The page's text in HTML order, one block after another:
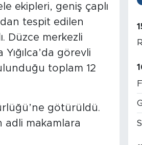
ekipleri, geniş çaplı
tespit edilen
Düzce merkezli
görevli
toplam 12
götürüldü.
adli makamlara